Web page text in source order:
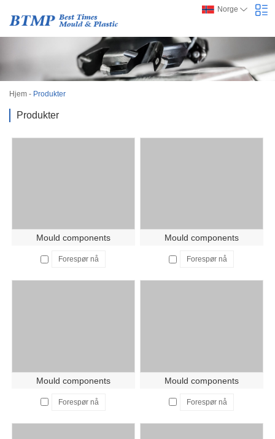
Norge
Hjem - Produkter
Produkter
Mould components
Forespør nå
Mould components
Forespør nå
Mould components
Forespør nå
Mould components
Forespør nå